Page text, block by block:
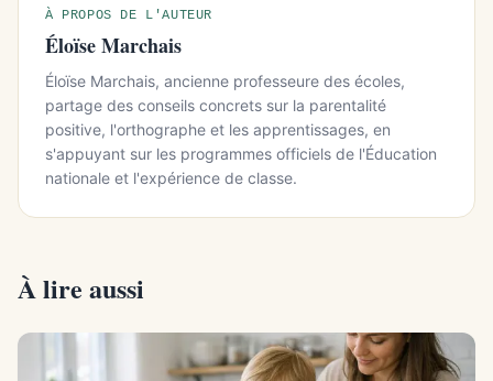
À PROPOS DE L'AUTEUR
Éloïse Marchais
Éloïse Marchais, ancienne professeure des écoles,
partage des conseils concrets sur la parentalité
positive, l'orthographe et les apprentissages, en
s'appuyant sur les programmes officiels de l'Éducation
nationale et l'expérience de classe.
À lire aussi